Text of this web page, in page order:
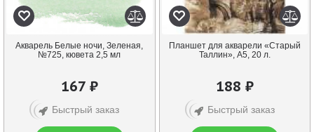
Акварель Белые ночи, Зеленая,
№725, кювета 2,5 мл
167 ₽
Быстрый заказ
Планшет для акварели «Старый
Таллин», А5, 20 л.
188 ₽
Быстрый заказ